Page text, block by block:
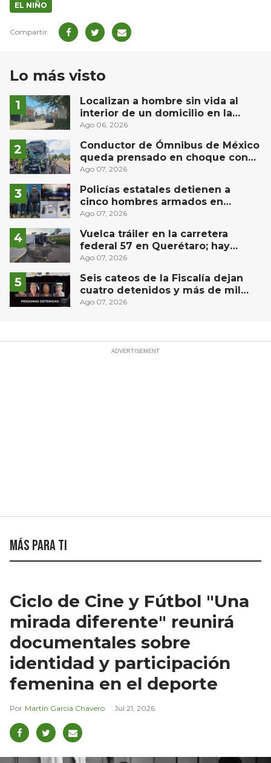
EL NIÑO
Lo más visto
Localizan a hombre sin vida al
interior de un domicilio en la
comunidad El Rodeo, San Juan del
Ago 06, 2026
Conductor de Ómnibus de México
queda prensado en choque con
materialista en San Juan del Río
Ago 07, 2026
Policías estatales detienen a
cinco hombres armados en
Puebla capital
Ago 07, 2026
Vuelca tráiler en la carretera
federal 57 en Querétaro; hay
derrame de combustible
Ago 07, 2026
Seis cateos de la Fiscalía dejan
cuatro detenidos y más de mil
dosis aseguradas en Querétaro
Ago 07, 2026
Más para ti
Ciclo de Cine y Fútbol "Una
mirada diferente" reunirá
documentales sobre
identidad y participación
femenina en el deporte
Martín García Chavero Jul 21, 2026